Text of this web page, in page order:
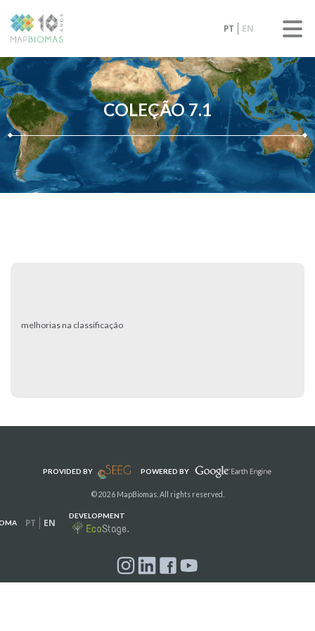
PT EN
COLEÇÃO 7.1
melhorias na classificação
PROVIDED BY POWERED BY
© 2026 MapBiomas. All rights reserved.
PT EN
DEVELOPMENT